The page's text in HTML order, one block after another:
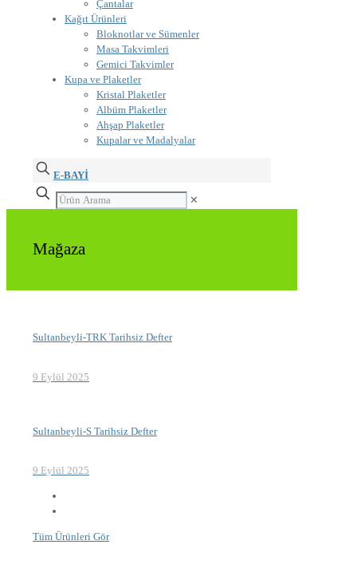
Çantalar
Kağıt Ürünleri
Bloknotlar ve Sümenler
Masa Takvimleri
Gemici Takvimler
Kupa ve Plaketler
Kristal Plaketler
Albüm Plaketler
Ahşap Plaketler
Kupalar ve Madalyalar
E-BAYİ
✕
Mağaza
Sultanbeyli-TRK Tarihsiz Defter
9 Eylül 2025
Sultanbeyli-S Tarihsiz Defter
9 Eylül 2025
Tüm Ürünleri Gör